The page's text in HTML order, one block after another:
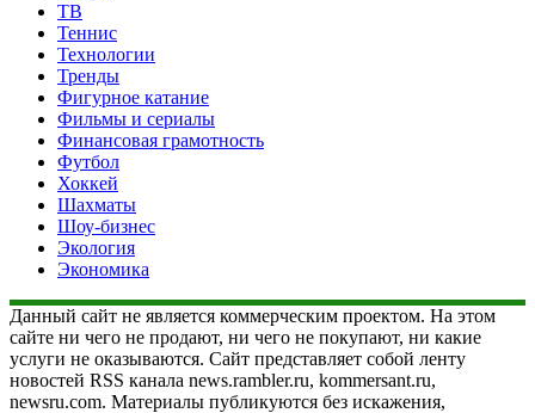
ТВ
Теннис
Технологии
Тренды
Фигурное катание
Фильмы и сериалы
Финансовая грамотность
Футбол
Хоккей
Шахматы
Шоу-бизнес
Экология
Экономика
Данный сайт не является коммерческим проектом. На этом
сайте ни чего не продают, ни чего не покупают, ни какие
услуги не оказываются. Сайт представляет собой ленту
новостей RSS канала news.rambler.ru, kommersant.ru,
newsru.com. Материалы публикуются без искажения,